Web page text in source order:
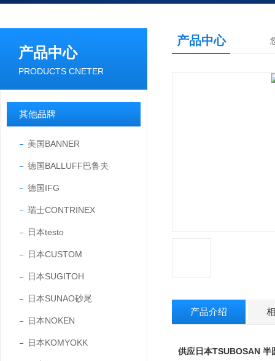
产品中心
PRODUCTS CNETER
其他品牌
美国BANNER
德国BALLUFF巴鲁夫
德国IFG
瑞士CONTRINEX
日本testo
日本CUSTOM
日本SUGITOH
日本SUNAO砂尾
日本NOKEN
日本KOMYOKK
产品中心
产品介绍
供应日本TSUBOSAN 半